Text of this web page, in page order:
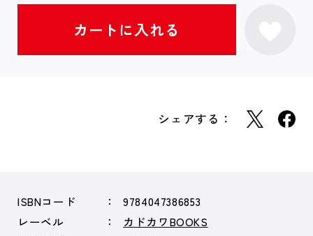
シェアする：
ISBNコード
9784047386853
レーベル
カドカワBOOKS